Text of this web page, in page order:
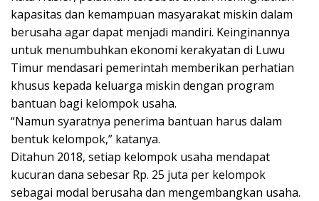
kapasitas dan kemampuan masyarakat miskin dalam
berusaha agar dapat menjadi mandiri. Keinginannya
untuk menumbuhkan ekonomi kerakyatan di Luwu
Timur mendasari pemerintah memberikan perhatian
khusus kepada keluarga miskin dengan program
bantuan bagi kelompok usaha.
“Namun syaratnya penerima bantuan harus dalam
bentuk kelompok,” katanya.
Ditahun 2018, setiap kelompok usaha mendapat
kucuran dana sebesar Rp. 25 juta per kelompok
sebagai modal berusaha dan mengembangkan usaha.